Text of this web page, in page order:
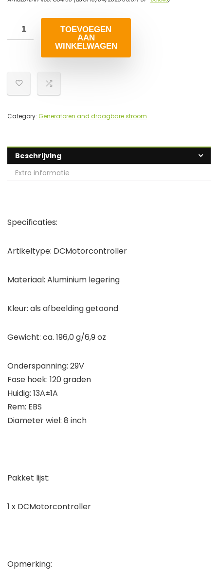
TOEVOEGEN
AAN
WINKELWAGEN
Category: Generatoren and draagbare stroom
Beschrijving
Extra informatie
Specificaties:
Artikeltype: DCMotorcontroller
Materiaal: Aluminium legering
Kleur: als afbeelding getoond
Gewicht: ca. 196,0 g/6,9 oz
Onderspanning: 29V
Fase hoek: 120 graden
Huidig: 13A±1A
Rem: EBS
Diameter wiel: 8 inch
Pakket lijst:
1 x DCMotorcontroller
Opmerking: